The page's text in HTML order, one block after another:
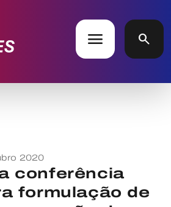
menu search
2020
conferência
formulação de